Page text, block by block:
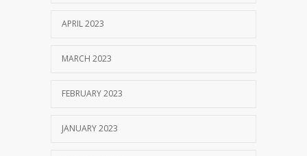
APRIL 2023
MARCH 2023
FEBRUARY 2023
JANUARY 2023